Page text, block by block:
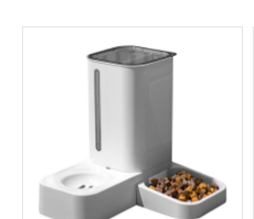
記住帳號